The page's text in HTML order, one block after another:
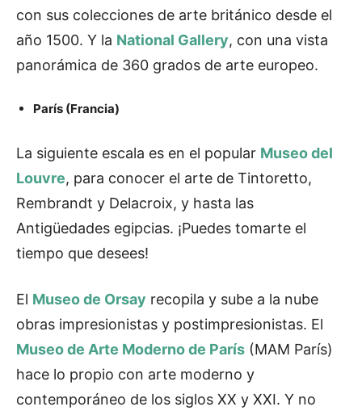
con sus colecciones de arte británico desde el
año 1500. Y la National Gallery, con una vista
panorámica de 360 grados de arte europeo.
París (Francia)
La siguiente escala es en el popular Museo del
Louvre, para conocer el arte de Tintoretto,
Rembrandt y Delacroix, y hasta las
Antigüedades egipcias. ¡Puedes tomarte el
tiempo que desees!
El Museo de Orsay recopila y sube a la nube
obras impresionistas y postimpresionistas. El
Museo de Arte Moderno de París (MAM París)
hace lo propio con arte moderno y
contemporáneo de los siglos XX y XXI. Y no